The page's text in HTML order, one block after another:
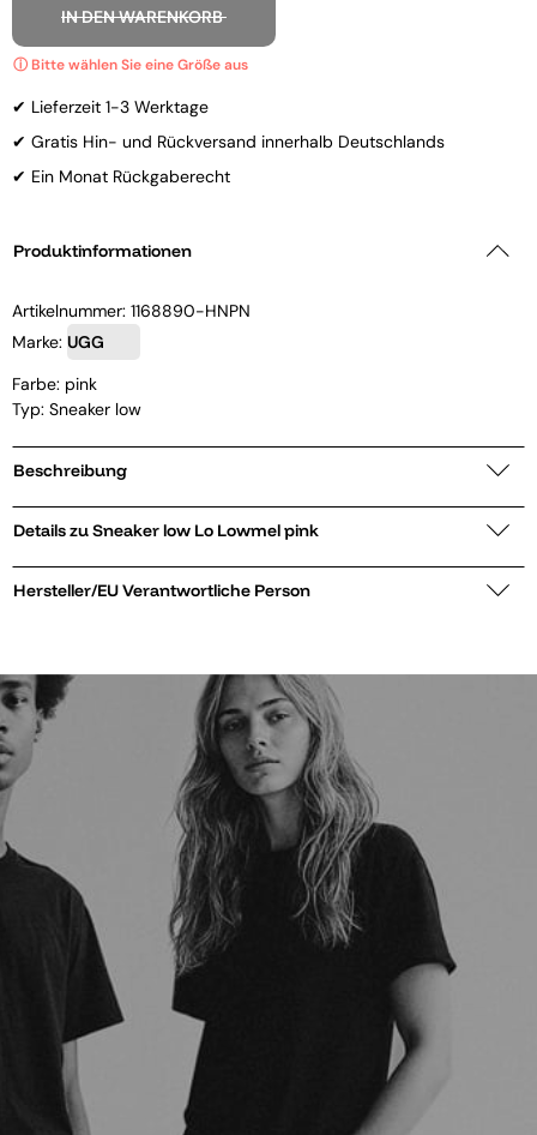
IN DEN WARENKORB
✔ Lieferzeit 1-3 Werktage
✔ Gratis Hin- und Rückversand innerhalb Deutschlands
✔ Ein Monat Rückgaberecht
Produktinformationen
Artikelnummer: 1168890-HNPN
Marke: UGG
Farbe: pink
Typ: Sneaker low
Beschreibung
Details zu Sneaker low Lo Lowmel pink
Hersteller/EU Verantwortliche Person